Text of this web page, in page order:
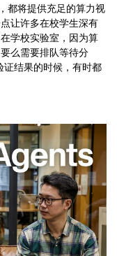
都将提供充足的算力视
让许多在校学生深有
学校实验室，因为算
么需要排队等待分
结果的时候，有时都